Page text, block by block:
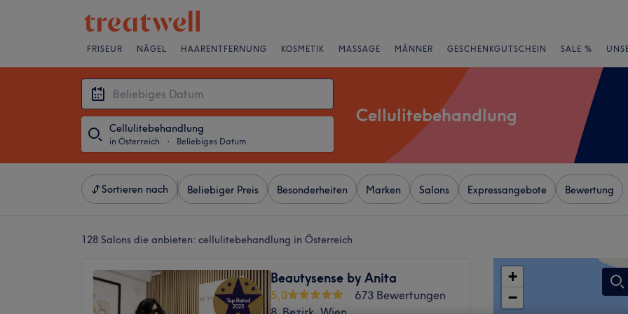
FRISEUR NÄGEL HAARENTFERNUNG KOSMETIK MASSAGE MÄNNER GESCHENKGUTSCHEIN SALE %
Cellulitebehandlung
in Österreich ・ Beliebiges Datum
Cellulitebehandlung
Sortieren nach Beliebiger Preis Besonderheiten Marken Salons Expressangebote Bewertung
128 Salons die anbieten: cellulitebehandlung in Österreich
Beautysense by Anita
5,0
673 Bewertungen
+
−